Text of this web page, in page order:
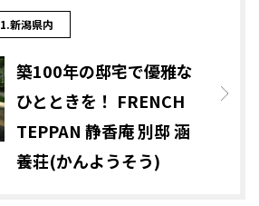
1.新潟県内
築100年の邸宅で優雅な
ひとときを！ FRENCH
TEPPAN 静香庵 別邸 涵
養荘(かんようそう)